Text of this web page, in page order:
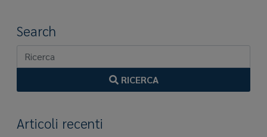
Search
RICERCA
Articoli recenti